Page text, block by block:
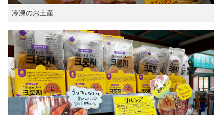
冷凍のお土産